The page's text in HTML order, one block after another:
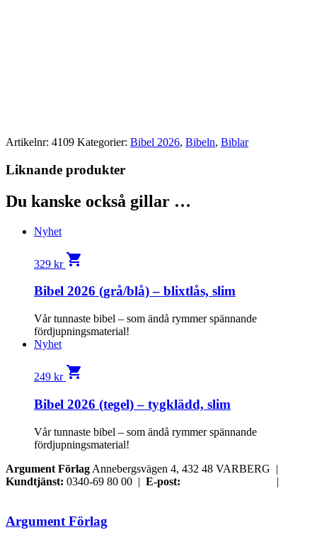
Artikelnr: 4109 Kategorier: Bibel 2026, Bibeln, Biblar
Liknande produkter
Du kanske också gillar …
Nyhet
329 kr shopping_cart
Bibel 2026 (grå/blå) – blixtlås, slim
Vår tunnaste bibel – som ändå rymmer spännande
fördjupningsmaterial!
Nyhet
249 kr shopping_cart
Bibel 2026 (tegel) – tygklädd, slim
Vår tunnaste bibel – som ändå rymmer spännande
fördjupningsmaterial!
Argument Förlag Annebergsvägen 4, 432 48 VARBERG |
Kundtjänst: 0340-69 80 00 | E-post:
|
Argument Förlag